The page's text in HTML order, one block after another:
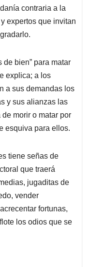
contraria a la
expertos que invitan
de bien” para matar
explica; a los
a sus demandas los
y sus alianzas las
morir o matar por
esquiva para ellos.
tiene señas de
que traerá
jugaditas de
vender
fortunas,
los odios que se